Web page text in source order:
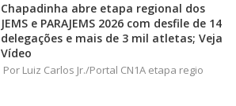
Chapadinha abre etapa regional dos
JEMS e PARAJEMS 2026 com desfile de 14
delegações e mais de 3 mil atletas; Veja
Vídeo
Por Luiz Carlos Jr./Portal CN1A etapa regio